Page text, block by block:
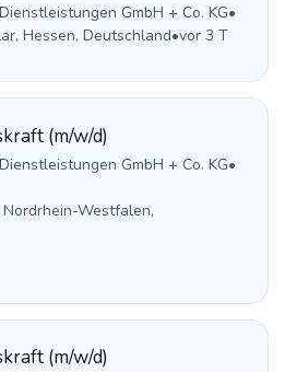
GmbH + Co. KG•
Hessen, Deutschland•vor 3 T
(m/w/d)
GmbH + Co. KG•
Nordrhein-Westfalen,
(m/w/d)